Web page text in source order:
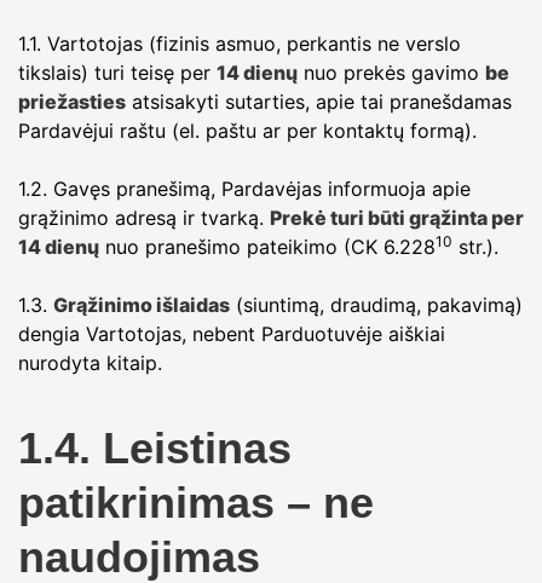
1.1. Vartotojas (fizinis asmuo, perkantis ne verslo
tikslais) turi teisę per 14 dienų nuo prekės gavimo be
priežasties atsisakyti sutarties, apie tai pranešdamas
Pardavėjui raštu (el. paštu ar per kontaktų formą).
1.2. Gavęs pranešimą, Pardavėjas informuoja apie
grąžinimo adresą ir tvarką. Prekė turi būti grąžinta per
14 dienų nuo pranešimo pateikimo (CK 6.22810 str.).
1.3. Grąžinimo išlaidas (siuntimą, draudimą, pakavimą)
dengia Vartotojas, nebent Parduotuvėje aiškiai
nurodyta kitaip.
1.4. Leistinas
patikrinimas – ne
naudojimas